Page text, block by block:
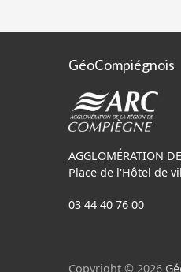
GéoCompiégnois
AGGLOMÉRATION
Place de l'Hôtel de
03 44 40 76 00
Copyright © 2026